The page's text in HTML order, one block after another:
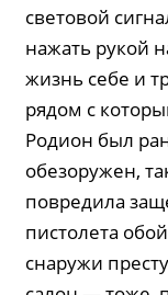
световой
нажать рукой
жизнь себе и
рядом с
Родион был
обезоружен,
повредила
пистолета
снаружи